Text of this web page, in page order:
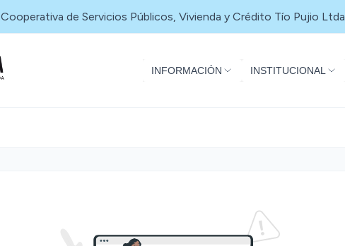
Cooperativa de Servicios Públicos, Vivienda y Crédito Tío Pujio Ltda.
INFORMACIÓN INSTITUCIONAL